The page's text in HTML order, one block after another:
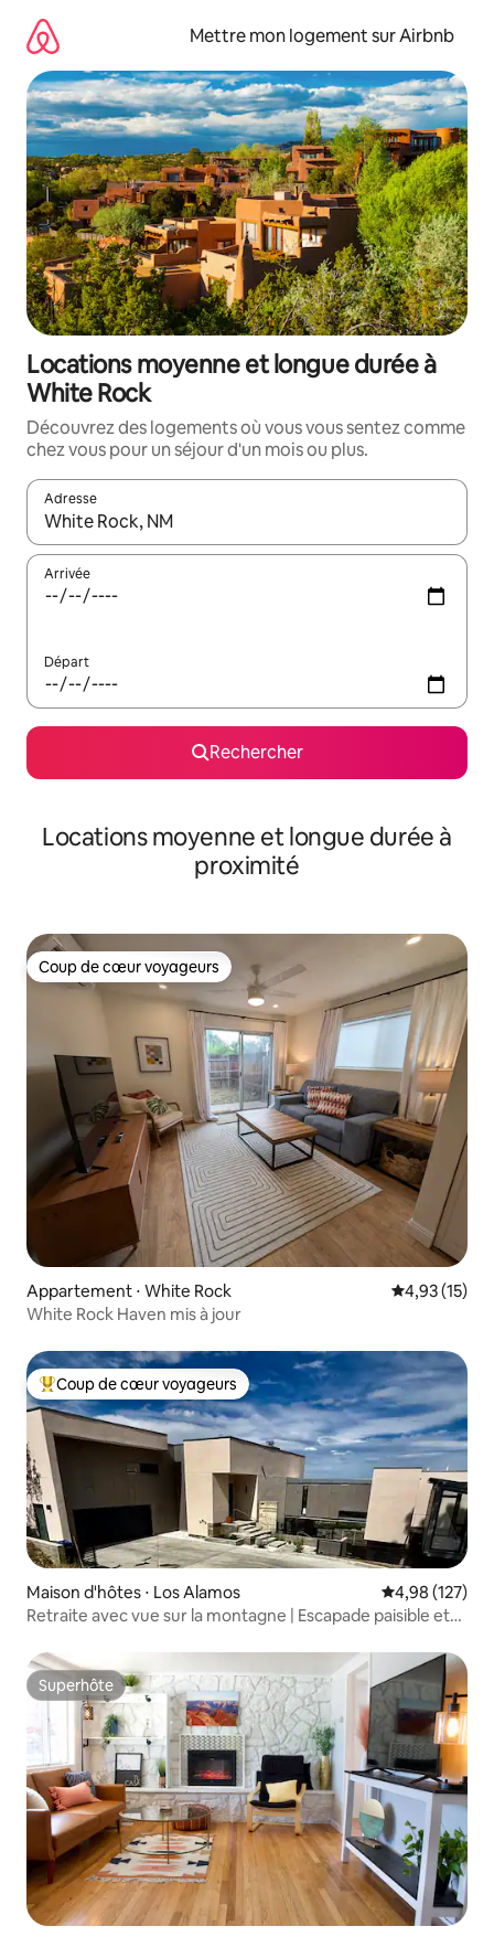
directement
contenu
Mettre mon logement sur Airbnb
Locations moyenne et longue durée à
White Rock
Découvrez des logements où vous vous sentez comme
chez vous pour un séjour d'un mois ou plus.
Adresse
Lorsque les résultats s'affichent, utilisez les flèches vers le
Arrivée
Départ
Rechercher
Locations moyenne et longue durée à
proximité
Coup de cœur voyageurs
Coup de cœur voyageurs
Appartement ⋅ White Rock Évaluation
4,93 (15)
White Rock Haven mis à jour
Coups de cœur voyageurs les plus appréciés
Coup de cœur voyageurs
Maison d'hôtes ⋅ Los Alamos Évaluation
4,98 (127)
Retraite avec vue sur la montagne | Escapade paisible et
Superhôte
Superhôte